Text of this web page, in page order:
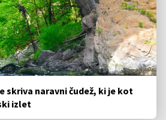
skriva naravni čudež, ki je kot
izlet